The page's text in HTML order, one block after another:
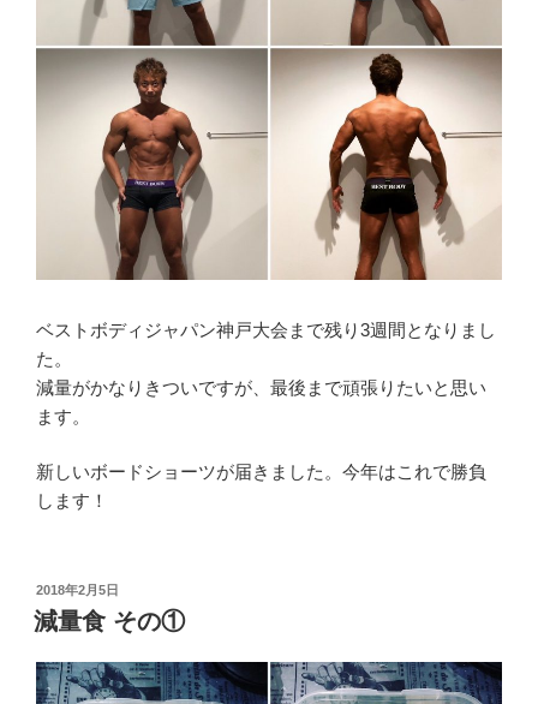
ベストボディジャパン神戸大会まで残り3週間となりまし
た。
減量がかなりきついですが、最後まで頑張りたいと思い
ます。
新しいボードショーツが届きました。今年はこれで勝負
します！
投
稿
日:
2018年2月5日
減量食 その①